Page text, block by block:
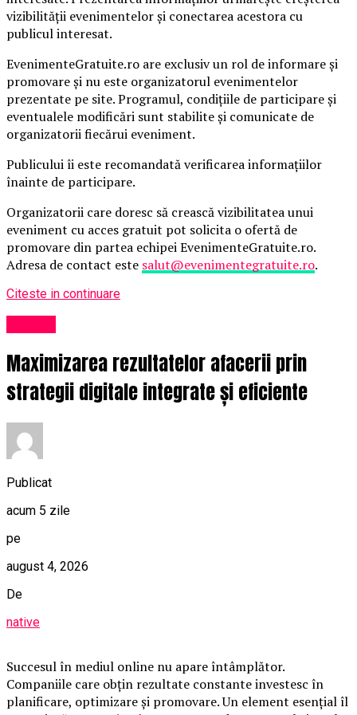
vizibilității evenimentelor și conectarea acestora cu
publicul interesat.
EvenimenteGratuite.ro are exclusiv un rol de informare și
promovare și nu este organizatorul evenimentelor
prezentate pe site. Programul, condițiile de participare și
eventualele modificări sunt stabilite și comunicate de
organizatorii fiecărui eveniment.
Publicului îi este recomandată verificarea informațiilor
înainte de participare.
Organizatorii care doresc să crească vizibilitatea unui
eveniment cu acces gratuit pot solicita o ofertă de
promovare din partea echipei EvenimenteGratuite.ro.
Adresa de contact este salut@evenimentegratuite.ro.
Citeste in continuare
Maximizarea rezultatelor afacerii prin
strategii digitale integrate și eficiente
Publicat
acum 5 zile
pe
august 4, 2026
De
native
Succesul în mediul online nu apare întâmplător.
Companiile care obțin rezultate constante investesc în
planificare, optimizare și promovare. Un element esențial îl